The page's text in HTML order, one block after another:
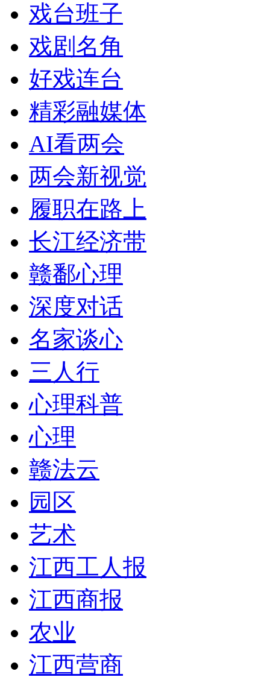
戏台班子
戏剧名角
好戏连台
精彩融媒体
AI看两会
两会新视觉
履职在路上
长江经济带
赣鄱心理
深度对话
名家谈心
三人行
心理科普
心理
赣法云
园区
艺术
江西工人报
江西商报
农业
江西营商